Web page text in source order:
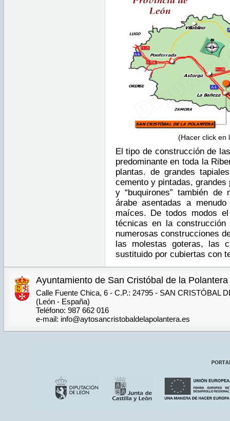
(Hacer click en
El tipo de construcción de
predominante en toda la
plantas. de grandes
cemento y pintadas,
y “buquirones” también
árabe asentadas a
maíces. De todos modos
técnicas en la
numerosas construcciones
las molestas goteras, las
sustituido por cubiertas con
Ayuntamiento de San Cristóbal de la Polantera
Calle Fuente Chica, 6 - C.P.: 24795 - SAN CRISTÓBAL
(León - España)
Teléfono: 987 662 016
e-mail: info@aytosancristobaldelapolantera.es